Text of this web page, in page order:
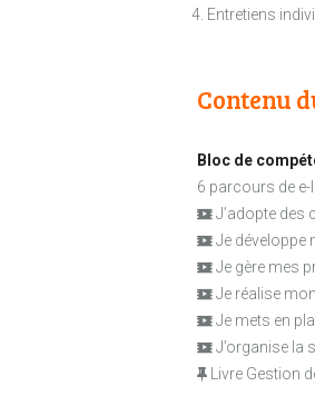
4. Entretiens
Contenu
Bloc de
6 parcours de e-
J’adopte
Je
Je gère mes
Je réalise
Je mets en
J’organise la
Livre Gestion